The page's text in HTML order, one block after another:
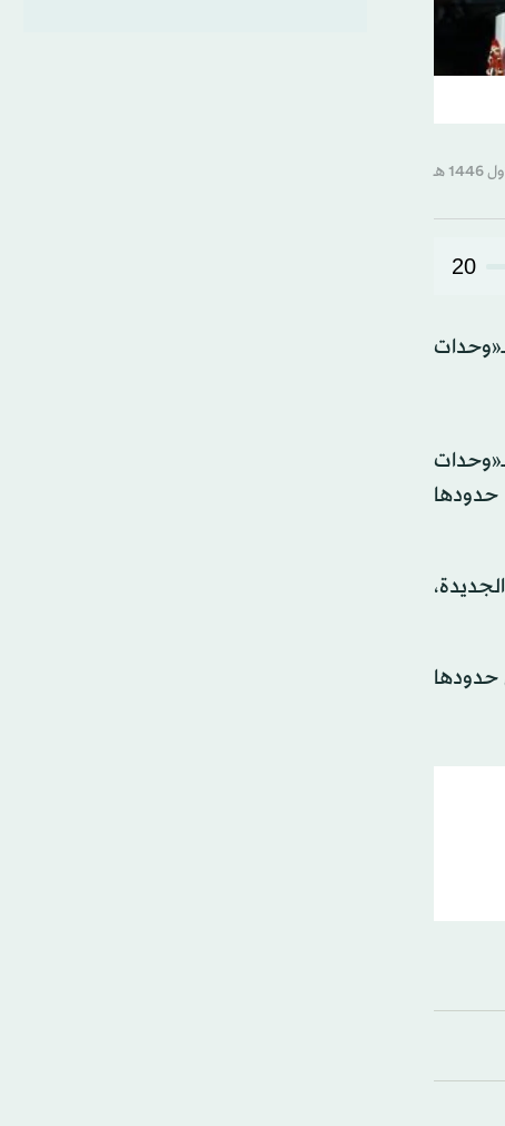
20
حدودها
إلى 40 كيلومتراً على طول حدودها